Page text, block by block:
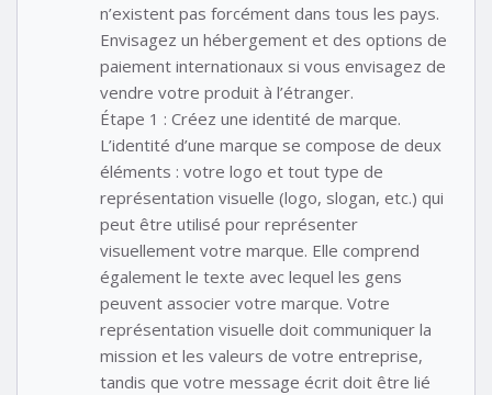
n’existent pas forcément dans tous les pays.
Envisagez un hébergement et des options de
paiement internationaux si vous envisagez de
vendre votre produit à l’étranger.
Étape 1 : Créez une identité de marque.
L’identité d’une marque se compose de deux
éléments : votre logo et tout type de
représentation visuelle (logo, slogan, etc.) qui
peut être utilisé pour représenter
visuellement votre marque. Elle comprend
également le texte avec lequel les gens
peuvent associer votre marque. Votre
représentation visuelle doit communiquer la
mission et les valeurs de votre entreprise,
tandis que votre message écrit doit être lié